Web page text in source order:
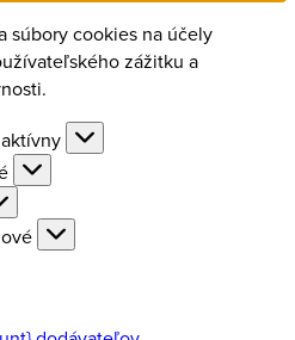
súbory cookies na účely
zážitku a